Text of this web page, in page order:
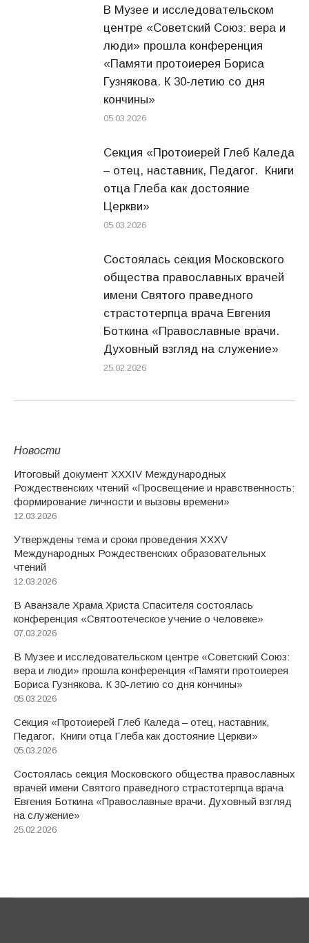
В Музее и исследовательском
центре «Советский Союз: вера и
люди» прошла конференция
«Памяти протоиерея Бориса
Гузнякова. К 30-летию со дня
кончины»
05.03.2026
Секция «Протоиерей Глеб Каледа
– отец, наставник, Педагог. Книги
отца Глеба как достояние
Церкви»
05.03.2026
Состоялась секция Московского
общества православных врачей
имени Святого праведного
страстотерпца врача Евгения
Боткина «Православные врачи.
Духовный взгляд на служение»
25.02.2026
Новости
Итоговый документ XXХIV Международных
Рождественских чтений «Просвещение и нравственность:
формирование личности и вызовы времени»
12.03.2026
Утверждены тема и сроки проведения XXXV
Международных Рождественских образовательных
чтений
12.03.2026
В Аванзале Храма Христа Спасителя состоялась
конференция «Святоотеческое учение о человеке»
07.03.2026
В Музее и исследовательском центре «Советский Союз:
вера и люди» прошла конференция «Памяти протоиерея
Бориса Гузнякова. К 30-летию со дня кончины»
05.03.2026
Секция «Протоиерей Глеб Каледа – отец, наставник,
Педагог. Книги отца Глеба как достояние Церкви»
05.03.2026
Состоялась секция Московского общества православных
врачей имени Святого праведного страстотерпца врача
Евгения Боткина «Православные врачи. Духовный взгляд
на служение»
25.02.2026